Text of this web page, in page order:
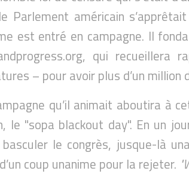
Parlement américain
est entré en campagne. Il
qui recueillera
– pour avoir plus d’un million
qu’il animait aboutira à
le "sopa blackout day". En un
le congrès, jusque-là
coup unanime pour la rejeter.